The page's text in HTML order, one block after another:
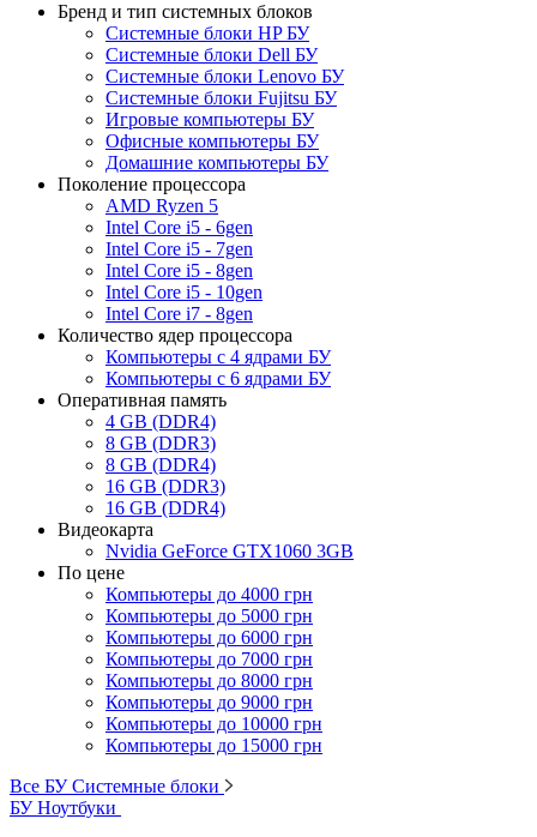
Бренд и тип системных блоков
Системные блоки HP БУ
Системные блоки Dell БУ
Системные блоки Lenovo БУ
Системные блоки Fujitsu БУ
Игровые компьютеры БУ
Офисные компьютеры БУ
Домашние компьютеры БУ
Поколение процессора
AMD Ryzen 5
Intel Core i5 - 6gen
Intel Core i5 - 7gen
Intel Core i5 - 8gen
Intel Core i5 - 10gen
Intel Core i7 - 8gen
Количество ядер процессора
Компьютеры с 4 ядрами БУ
Компьютеры с 6 ядрами БУ
Оперативная память
4 GB (DDR4)
8 GB (DDR3)
8 GB (DDR4)
16 GB (DDR3)
16 GB (DDR4)
Видеокарта
Nvidia GeForce GTX1060 3GB
По цене
Компьютеры до 4000 грн
Компьютеры до 5000 грн
Компьютеры до 6000 грн
Компьютеры до 7000 грн
Компьютеры до 8000 грн
Компьютеры до 9000 грн
Компьютеры до 10000 грн
Компьютеры до 15000 грн
Все БУ Системные блоки
БУ Ноутбуки